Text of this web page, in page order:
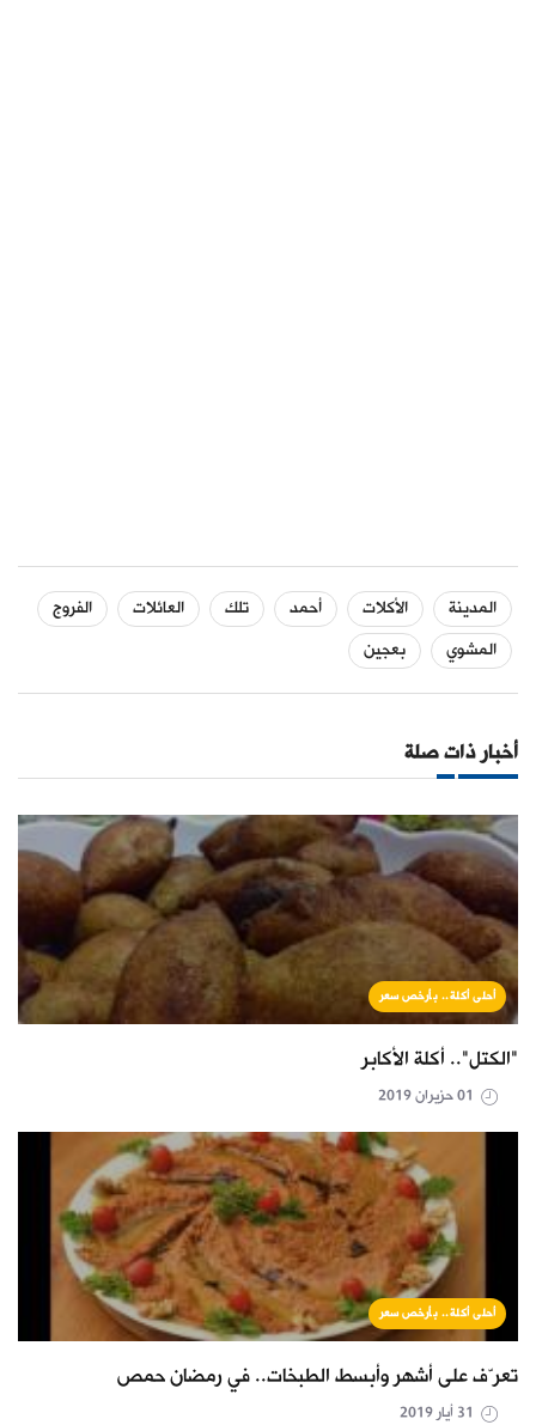
المدينة الأكلات أحمد تلك العائلات
الفروج
المشوي
بعجين
أخبار ذات صلة
أحلى أكلة.. بأرخص سعر
"الكتل".. أكلة الأكابر
أحلى أكلة.. بأرخص سعر
تعرّف على أشهر وأبسط الطبخات.. في رمضان حمص